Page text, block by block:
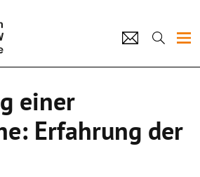
einer
Erfahrung der